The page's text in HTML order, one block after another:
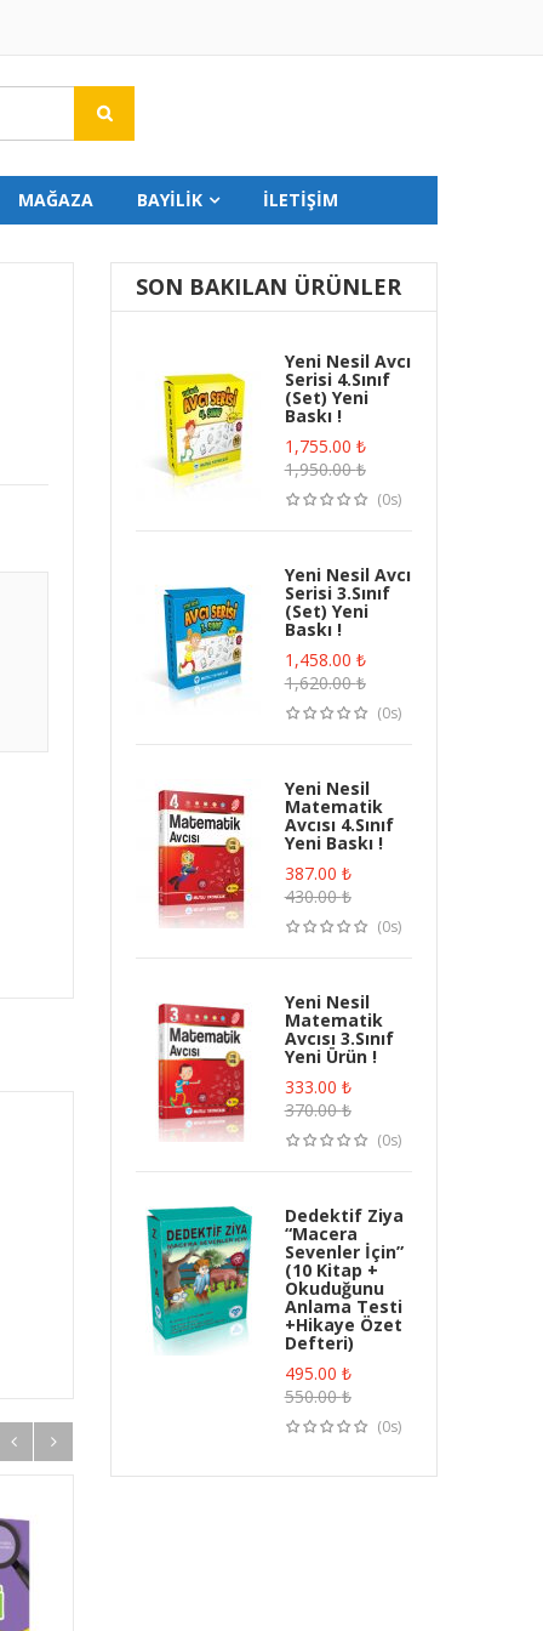
MAĞAZA BAYİLİK İLETİŞİM
SON BAKILAN ÜRÜNLER
Yeni Nesil Avcı
Serisi 4.Sınıf
(Set) Yeni
Baskı !
1,755.00 ₺
1,950.00₺
(0s)
Yeni Nesil Avcı
Serisi 3.Sınıf
(Set) Yeni
Baskı !
1,458.00 ₺
1,620.00₺
(0s)
Yeni Nesil
Matematik
Avcısı 4.Sınıf
Yeni Baskı !
387.00 ₺
430.00₺
(0s)
Yeni Nesil
Matematik
Avcısı 3.Sınıf
Yeni Ürün !
333.00 ₺
370.00₺
(0s)
Dedektif Ziya
“Macera
Sevenler İçin”
(10 Kitap +
Okuduğunu
Anlama Testi
+Hikaye Özet
Defteri)
495.00 ₺
550.00₺
(0s)